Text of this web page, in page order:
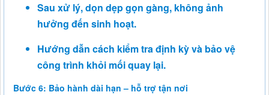
Sau xử lý, dọn dẹp gọn gàng, không ảnh
hưởng đến sinh hoạt.
Hướng dẫn cách kiểm tra định kỳ và bảo vệ
công trình khỏi mối quay lại.
Bước 6: Bảo hành dài hạn – hỗ trợ tận nơi